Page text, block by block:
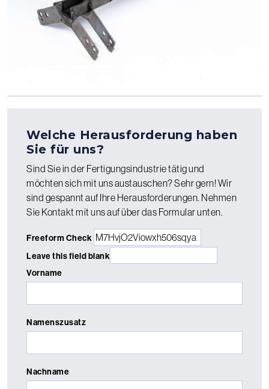
Welche Herausforderung haben
Sie für uns?
Sind Sie in der Fertigungsindustrie tätig und
möchten sich mit uns austauschen? Sehr gern! Wir
sind gespannt auf Ihre Herausforderungen. Nehmen
Sie Kontakt mit uns auf über das Formular unten.
Freeform Check
Leave this field blank
Vorname
Namenszusatz
Nachname